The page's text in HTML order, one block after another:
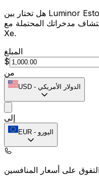
هل تختار بين Luminor Estonia و Xe لتحويل أموالك الدولية؟
مدخراتك المحتملة مع
Xe.
المبلغ
$
من
USD - الدولار الأمريكي
إلى
EUR - اليورو